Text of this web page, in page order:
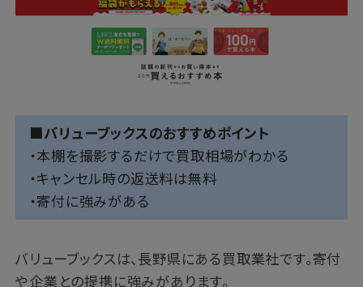
■バリューブックスのおすすめポイント
・本棚を撮影するだけで買取相場がわかる
・キャンセル時の返送料は無料
・寄付に強みがある
バリューブックスは、長野県にある買取業社です。寄付
や企業との提携に強みがあります。